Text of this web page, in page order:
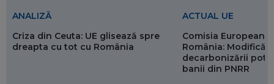
ANALIZĂ
Criza din Ceuta: UE glisează spre
dreapta cu tot cu România
ACTUAL UE
Comisia Europeană
România:
decarbonizării pot
banii din PNRR